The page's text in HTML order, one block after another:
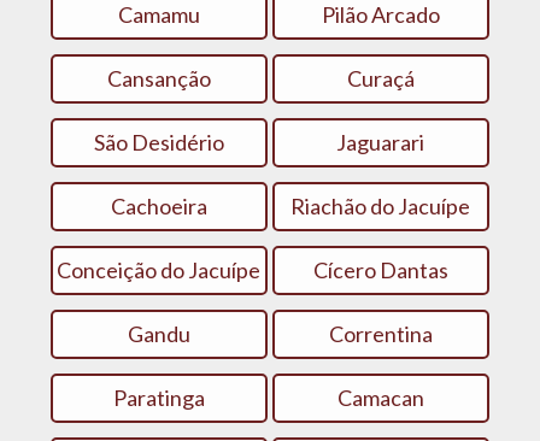
Camamu Pilão Arcado
Cansanção Curaçá
São Desidério Jaguarari
Cachoeira Riachão do Jacuípe
Conceição do Jacuípe Cícero Dantas
Gandu Correntina
Paratinga Camacan